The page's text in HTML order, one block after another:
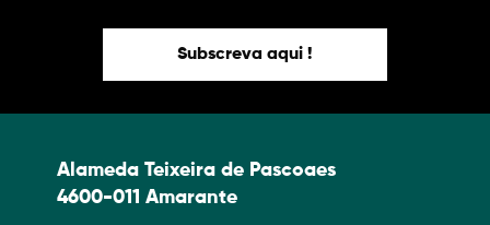
Subscreva aqui !
Alameda Teixeira de Pascoaes
4600-011 Amarante